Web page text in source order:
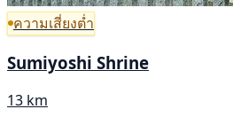
ความเสี่ยงต่ำ
Sumiyoshi Shrine
13 km